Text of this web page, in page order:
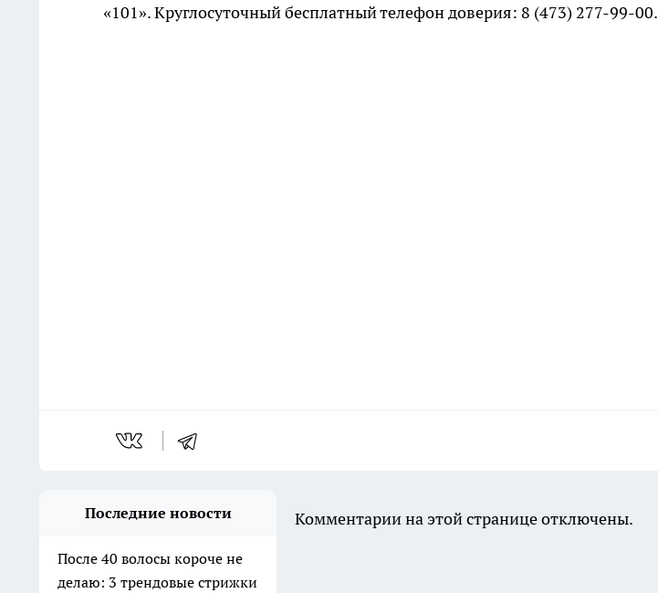
«101». Круглосуточный бесплатный телефон доверия: 8 (473) 277-99-00.
Последние новости
После 40 волосы короче не
делаю: 3 трендовые стрижки
Комментарии на этой странице отключены.